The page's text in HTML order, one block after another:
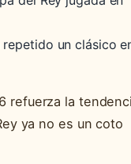
un clásico
refuerza la
ya no es un coto